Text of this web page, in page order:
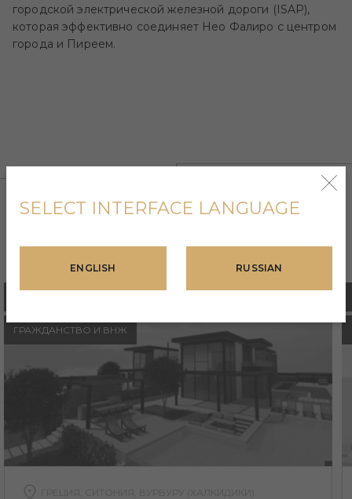
городской электрической железной дороги (ISAP),
которая эффективно соединяет Нео Фалиро с центром
города и Пиреем.
ПОХОЖИЕ ПРОЕКТЫ
ГРАЖДАНСТВО И ВНЖ
ГРЕЦИЯ, СИТОНИЯ, ВУРВУРУ (ХАЛКИДИКИ)
SELECT INTERFACE LANGUAGE
ENGLISH RUSSIAN